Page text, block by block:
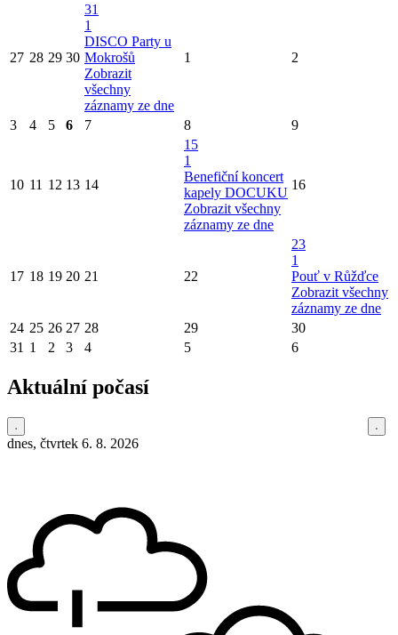
27 28 29 30
31
1
DISCO Party u
Mokrošů
Zobrazit
všechny
záznamy ze dne
1 2
3 4 5 6 7 8 9
10 11 12 13 14
15
1
Benefiční koncert
kapely DOCUKU
Zobrazit všechny
záznamy ze dne
16
17 18 19 20 21 22
23
1
Pouť v Růžďce
Zobrazit všechny
záznamy ze dne
24 25 26 27 28 29
30
31 1 2 3 4 5 6
Aktuální počasí
dnes, čtvrtek 6. 8. 2026